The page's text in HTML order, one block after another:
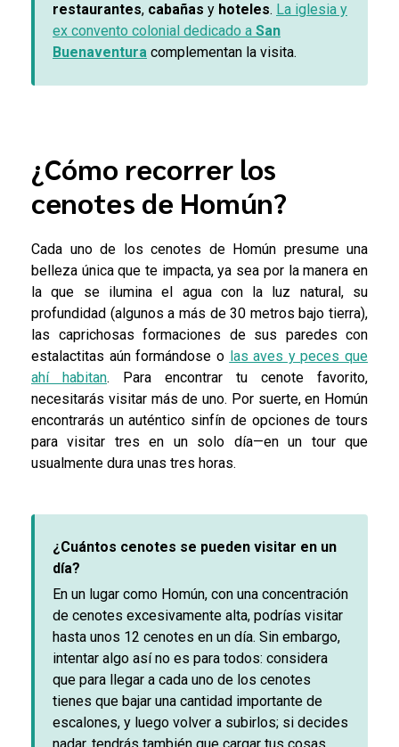
restaurantes, cabañas y hoteles. La iglesia y
ex convento colonial dedicado a San
Buenaventura complementan la visita.
¿Cómo recorrer los
cenotes de Homún?
Cada uno de los cenotes de Homún presume una
belleza única que te impacta, ya sea por la manera en
la que se ilumina el agua con la luz natural, su
profundidad (algunos a más de 30 metros bajo tierra),
las caprichosas formaciones de sus paredes con
estalactitas aún formándose o las aves y peces que
ahí habitan. Para encontrar tu cenote favorito,
necesitarás visitar más de uno. Por suerte, en Homún
encontrarás un auténtico sinfín de opciones de tours
para visitar tres en un solo día—en un tour que
usualmente dura unas tres horas.
¿Cuántos cenotes se pueden visitar en un
día?
En un lugar como Homún, con una concentración
de cenotes excesivamente alta, podrías visitar
hasta unos 12 cenotes en un día. Sin embargo,
intentar algo así no es para todos: considera
que para llegar a cada uno de los cenotes
tienes que bajar una cantidad importante de
escalones, y luego volver a subirlos; si decides